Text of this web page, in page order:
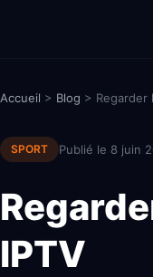
Accueil > Blog > Regarder
SPORT Publié le 8 juin
IPTV